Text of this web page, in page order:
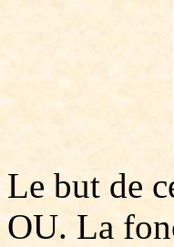
Le but de
OU. La